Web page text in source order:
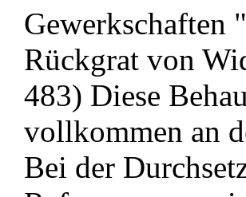
Gewerkschaften
Rückgrat von
483) Diese
vollkommen an
Bei der